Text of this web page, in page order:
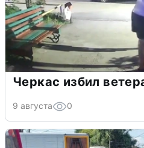
Черкас избил
9 августа 0